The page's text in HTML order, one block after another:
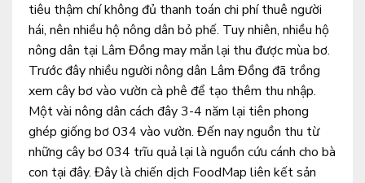
tiêu thậm chí không đủ thanh toán chi phí thuê người
hái, nên nhiều hộ nông dân bỏ phế. Tuy nhiên, nhiều hộ
nông dân tại Lâm Đồng may mắn lại thu được mùa bơ.
Trước đây nhiều người nông dân Lâm Đồng đã trồng
xem cây bơ vào vườn cà phê để tạo thêm thu nhập.
Một vài nông dân cách đây 3-4 năm lại tiên phong
ghép giống bơ 034 vào vườn. Đến nay nguồn thu từ
những cây bơ 034 trĩu quả lại là nguồn cứu cánh cho bà
con tại đây. Đây là chiến dịch FoodMap liên kết sản